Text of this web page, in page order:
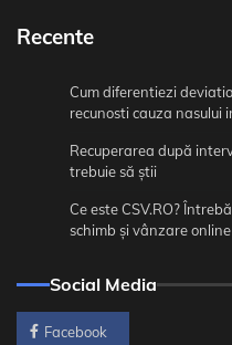
Recente
Cum diferentiezi
recunosti cauza nasului
Recuperarea după
trebuie să știi
Ce este CSV.RO?
schimb și vânzare online
Social Media
Facebook